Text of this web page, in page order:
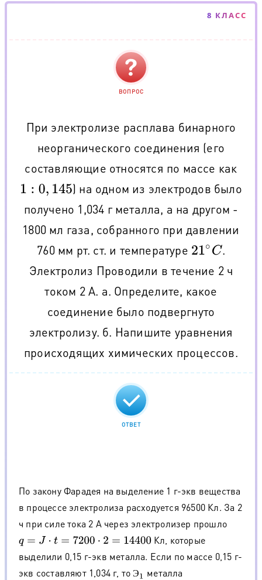
8 КЛАСС
ВОПРОС
При электролизе расплава бинарного
неорганического соединения (его
составляющие относятся по массе как
1: 0 145
) на одном из электродов было
получено 1,034 г металла, а на другом -
1800 мл газа, собранного при давлении
760 мм рт. ст. и температуре 21∘C .
Электролиз Проводили в течение 2 ч
током 2 А. а. Определите, какое
соединение было подвергнуто
электролизу. б. Напишите уравнения
происходящих химических процессов.
ОТВЕТ
По закону Фарадея на выделение 1 г-экв вещества
в процессе электролиза расходуется 96500 Кл. За 2
ч при силе тока 2 А через электролизер прошло
q =J⋅ =7200⋅2 =14400
Кл, которые
выделили 0,15 г-экв металла. Если по массе 0,15 г-
экв составляют 1,034 г, тоЭ
Э1 металла